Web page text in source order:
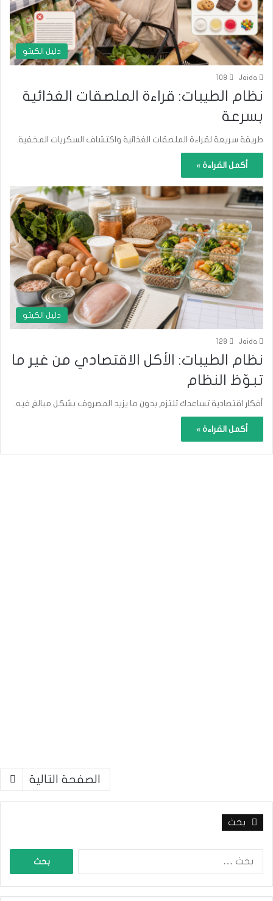
دليل الكيتو
Jaida
108
نظام الطيبات: قراءة الملصقات الغذائية
بسرعة
طريقة سريعة لقراءة الملصقات الغذائية واكتشاف السكريات المخفية.
أكمل القراءة »
دليل الكيتو
Jaida
128
نظام الطيبات: الأكل الاقتصادي من غير ما
تبوّظ النظام
أفكار اقتصادية تساعدك تلتزم بدون ما يزيد المصروف بشكل مبالغ فيه.
أكمل القراءة »
الصفحة التالية
بحث
ح